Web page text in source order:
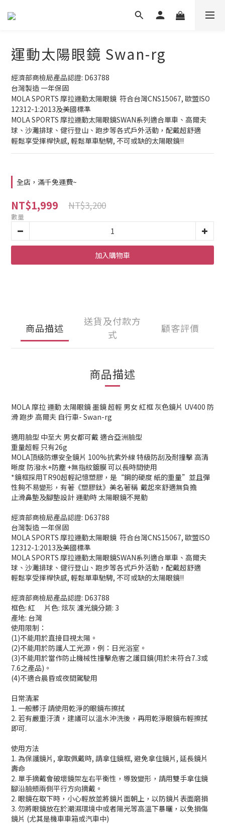
運動太陽眼鏡 Swan-rg
經濟部商檢局產品認證: D63788
台灣製造 一年保固
MOLA SPORTS 摩拉運動太陽眼鏡  符合台灣CNS15067, 歐盟ISO
12312-1:2013及美國標準
MOLA SPORTS 摩拉運動太陽眼鏡SWAN系列適合單車、高爾夫
球、沙灘排球、健行登山、跑步等各式戶外活動，配戴超舒適
輕鬆享受揮桿快感, 輕鬆單車馳騁, 不可或缺的太陽眼鏡!!
全店，滿千免運費~
NT$1,999 NT$3,200
數量
加入購物車
商品描述
送貨及付款方
式
顧客評價
商品描述
MOLA 摩拉 運動 太陽眼鏡 墨鏡 超輕 男女 紅框 灰色鏡片 UV400 防
滑 跑步 高爾夫 自行車- Swan-rg
適用臉型 中至大 男女都可戴 適合亞洲臉型
重量超輕 只有26g
MOLA頂級防爆安全鏡片 100%抗紫外線 特級防刮及耐撞擊 高清
晰度 防潑水+防塵 +無指紋鍍膜 可以長時間使用
*鏡框採用TR90超輕記憶塑膠，是“鋼的硬度 紙的重量”並且彈
性夠不易變形，有著《塑膠鈦》美名著稱 戴起來舒適無負擔
止滑鼻墊及腳墊設計 運動時 太陽眼鏡不晃動
經濟部商檢局產品認證: D63788
台灣製造 一年保固
MOLA SPORTS 摩拉運動太陽眼鏡 符合台灣CNS15067, 歐盟ISO
12312-1:2013及美國標準
MOLA SPORTS 摩拉運動太陽眼鏡SWAN系列適合單車、高爾夫
球、沙灘排球、健行登山、跑步等各式戶外活動，配戴超舒適
輕鬆享受揮桿快感, 輕鬆單車馳騁, 不可或缺的太陽眼鏡!!
經濟部商檢局產品認證: D63788
框色: 紅 片色: 炫灰 濾光鏡分類: 3
產地: 台灣
使用限制：
(1)不能用於直接目視太陽。
(2)不能用於防護人工光源，例：日光浴室。
(3)不能用於當作防止機械性撞擊危害之護目鏡(用於未符合7.3或
7.6之產品)。
(4)不適合晨昏或夜間駕駛用
日常清潔
1. 一般髒汙 請使用乾淨的眼鏡布擦拭
2. 若有嚴重汙漬，建議可以溫水沖洗後，再用乾淨眼鏡布輕擦拭
即可.
使用方法
1. 為保護鏡片, 拿取佩戴時, 請拿住鏡框, 避免拿住鏡片, 延長鏡片
壽命
2. 單手摘戴會破壞鏡架左右平衡性，導致變形，請用雙手拿住鏡
腳沿臉頰兩側平行方向摘戴。
2. 眼鏡在取下時，小心輕放並將鏡片面朝上，以防鏡片表面磨損
3. 勿將眼鏡放在於潮濕環境中或者陽光等高溫下暴曬，以免損傷
鏡片 (尤其是機車車箱或汽車中)